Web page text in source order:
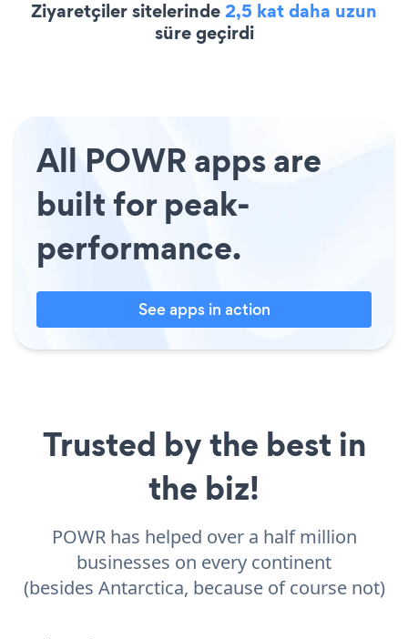
Ziyaretçiler sitelerinde2,5 kat daha uzun
süre geçirdi
All POWR apps are
built for peak-
performance.
See apps in action
Trusted by the best in
the biz!
POWR has helped over a half million
businesses on every continent
(besides Antarctica, because of course not)